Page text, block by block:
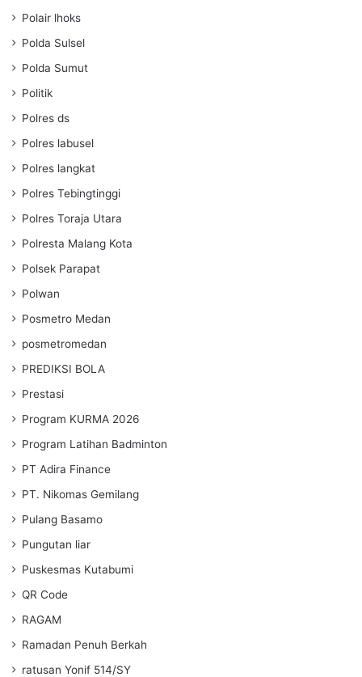
Polair lhoks
Polda Sulsel
Polda Sumut
Politik
Polres ds
Polres labusel
Polres langkat
Polres Tebingtinggi
Polres Toraja Utara
Polresta Malang Kota
Polsek Parapat
Polwan
Posmetro Medan
posmetromedan
PREDIKSI BOLA
Prestasi
Program KURMA 2026
Program Latihan Badminton
PT Adira Finance
PT. Nikomas Gemilang
Pulang Basamo
Pungutan liar
Puskesmas Kutabumi
QR Code
RAGAM
Ramadan Penuh Berkah
ratusan Yonif 514/SY